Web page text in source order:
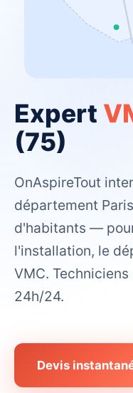
Expert
(75)
OnAspireTout
département
d'habitants —
l'installation, le
VMC.
24h/24.
Devis